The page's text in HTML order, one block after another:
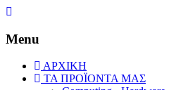
Menu
ΑΡΧΙΚΗ
ΤΑ ΠΡΟΪΟΝΤΑ ΜΑΣ